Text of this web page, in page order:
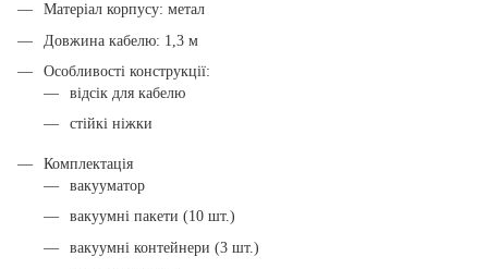
Матеріал корпусу: метал
Довжина кабелю: 1,3 м
Особливості конструкції:
відсік для кабелю
стійкі ніжки
Комплектація
вакууматор
вакуумні пакети (10 шт.)
вакуумні контейнери (3 шт.)